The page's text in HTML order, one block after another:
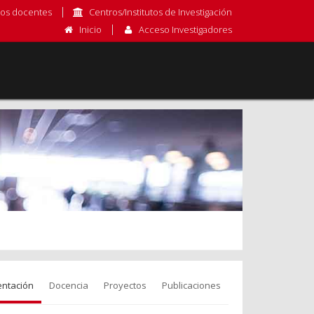
docentes
Centros/Institutos de Investigación
Inicio
Acceso Investigadores
Docencia Proyectos Publicaciones